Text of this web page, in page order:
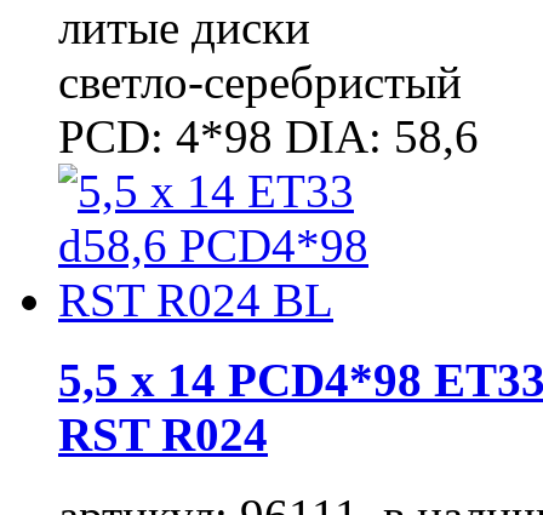
литые диски
светло-серебристый
PCD: 4*98 DIA: 58,6
5,5 x 14 PCD4*98
RST R024